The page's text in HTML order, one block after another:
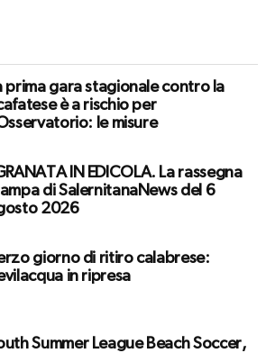
prima gara stagionale contro la
è a rischio per
le misure
IN EDICOLA. La rassegna
di SalernitanaNews del 6
2026
giorno di ritiro calabrese:
in ripresa
Summer League Beach Soccer,